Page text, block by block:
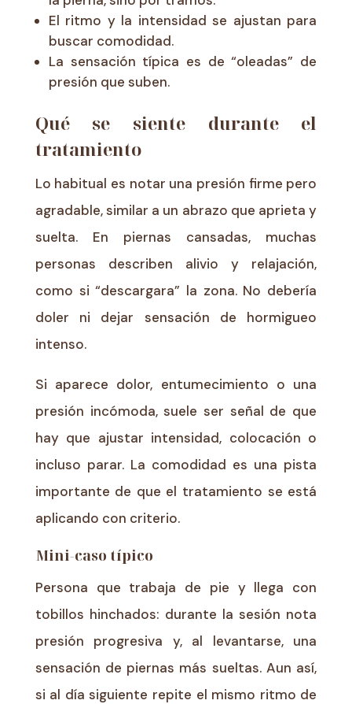
El ritmo y la intensidad se ajustan para
buscar comodidad.
La sensación típica es de “oleadas” de
presión que suben.
Qué se siente durante el
tratamiento
Lo habitual es notar una presión firme pero
agradable, similar a un abrazo que aprieta y
suelta. En piernas cansadas, muchas
personas describen alivio y relajación,
como si “descargara” la zona. No debería
doler ni dejar sensación de hormigueo
intenso.
Si aparece dolor, entumecimiento o una
presión incómoda, suele ser señal de que
hay que ajustar intensidad, colocación o
incluso parar. La comodidad es una pista
importante de que el tratamiento se está
aplicando con criterio.
Mini-caso típico
Persona que trabaja de pie y llega con
tobillos hinchados: durante la sesión nota
presión progresiva y, al levantarse, una
sensación de piernas más sueltas. Aun así,
si al día siguiente repite el mismo ritmo de